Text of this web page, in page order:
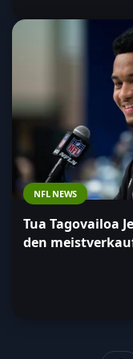
NFL NEWS
Tua Tagovailoa
den